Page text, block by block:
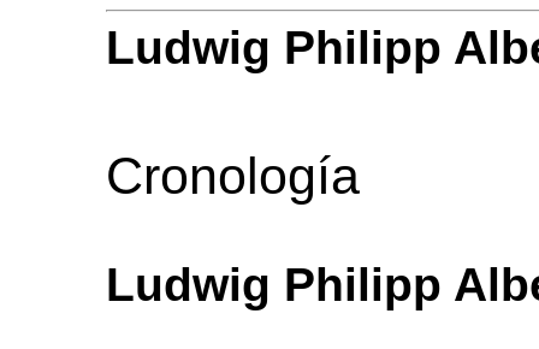
Ludwig Philipp
Cronología
Ludwig Philipp